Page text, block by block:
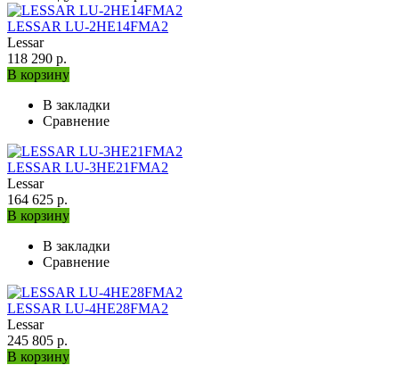
LESSAR LU-2HE14FMA2
Lessar
118 290 р.
В корзину
В закладки
Сравнение
LESSAR LU-3HE21FMA2
Lessar
164 625 р.
В корзину
В закладки
Сравнение
LESSAR LU-4HE28FMA2
Lessar
245 805 р.
В корзину